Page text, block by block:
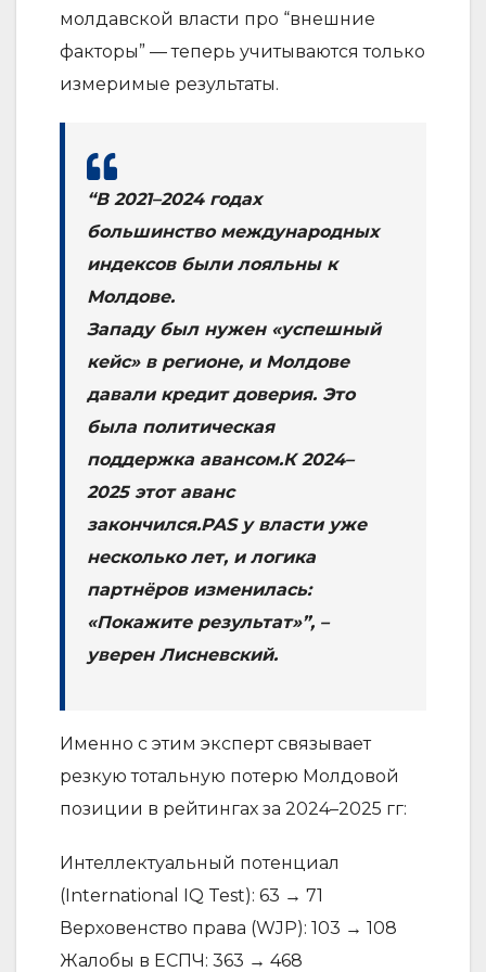
молдавской власти про “внешние
факторы” — теперь учитываются только
измеримые результаты.
“В 2021–2024 годах
большинство международных
индексов были лояльны к
Молдове.
Западу был нужен «успешный
кейс» в регионе, и Молдове
давали кредит доверия. Это
была политическая
поддержка авансом.К 2024–
2025 этот аванс
закончился.PAS у власти уже
несколько лет, и логика
партнёров изменилась:
«Покажите результат»”, –
уверен Лисневский.
Именно с этим эксперт связывает
резкую тотальную потерю Молдовой
позиции в рейтингах за 2024–2025 гг:
Интеллектуальный потенциал
(International IQ Test): 63 → 71
Верховенство права (WJP): 103 → 108
Жалобы в ЕСПЧ: 363 → 468